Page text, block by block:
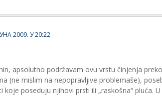
2009. У 20:22
apsolutno podržavam ovu vrstu činjenja
(ne mislim na nepopravljive problemaše),
poseduju njihovi prsti ili „raskošna“ pluća.